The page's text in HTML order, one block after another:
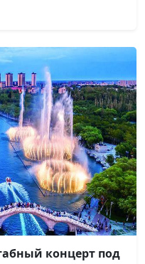
концерт под